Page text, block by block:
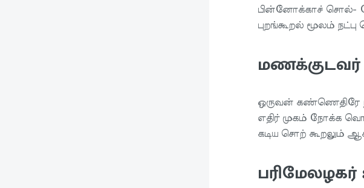
பின்னோக்காச் சொல்-
புறங்கூறல் மூலம்
ஒருவன் கண்ணெதிரே
எதிர் முகம் நோக்க
கடிய சொற் கூறலும்